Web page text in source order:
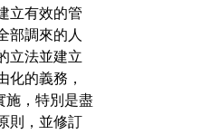
立有效的管
部調來的人
立法並建立
化的義務，
施，特別是盡
則，並修訂